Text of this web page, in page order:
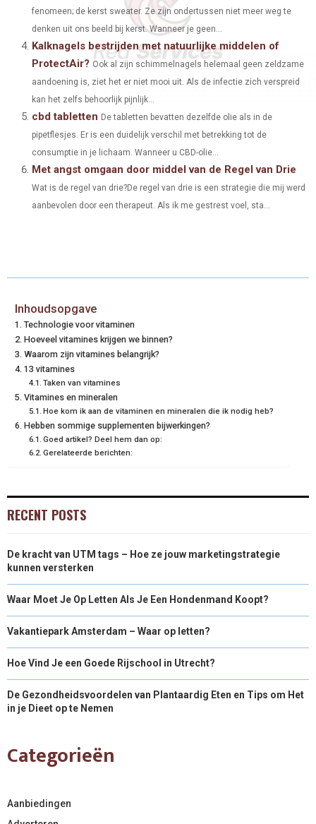
E
R
)
K S
T
N
fenomeen; de kerst sweater. Ze zijn ondertussen niet meer weg te
denken uit ons beeld bij kerst. Wanneer je geen...
Kalknagels bestrijden met natuurlijke middelen of
ProtectAir? Ook al zijn schimmelnagels helemaal geen zeldzame
aandoening is, ziet het er niet mooi uit. Als de infectie zich verspreid
kan het zelfs behoorlijk pijnlijk...
cbd tabletten De tabletten bevatten dezelfde olie als in de
pipetflesjes. Er is een duidelijk verschil met betrekking tot de
consumptie in je lichaam. Wanneer u CBD-olie...
Met angst omgaan door middel van de Regel van Drie
Wat is de regel van drie?De regel van drie is een strategie die mij werd
aanbevolen door een therapeut. Als ik me gestrest voel, sta...
Inhoudsopgave
Technologie voor vitaminen
Hoeveel vitamines krijgen we binnen?
Waarom zijn vitamines belangrijk?
13 vitamines
Taken van vitamines
Vitamines en mineralen
Hoe kom ik aan de vitaminen en mineralen die ik nodig heb?
Hebben sommige supplementen bijwerkingen?
Goed artikel? Deel hem dan op:
Gerelateerde berichten:
RECENT POSTS
De kracht van UTM tags – Hoe ze jouw marketingstrategie
kunnen versterken
Waar Moet Je Op Letten Als Je Een Hondenmand Koopt?
Vakantiepark Amsterdam – Waar op letten?
Hoe Vind Je een Goede Rijschool in Utrecht?
De Gezondheidsvoordelen van Plantaardig Eten en Tips om Het
in je Dieet op te Nemen
Categorieën
Aanbiedingen